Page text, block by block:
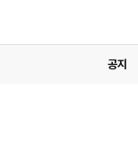
공지